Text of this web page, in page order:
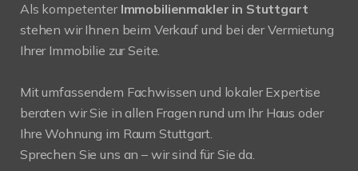
Als kompetenter Immobilienmakler in Stuttgart
stehen wir Ihnen beim Verkauf und bei der Vermietung
Ihrer Immobilie zur Seite.
Mit umfassendem Fachwissen und lokaler Expertise
beraten wir Sie in allen Fragen rund um Ihr Haus oder
Ihre Wohnung im Raum Stuttgart.
Sprechen Sie uns an – wir sind für Sie da.